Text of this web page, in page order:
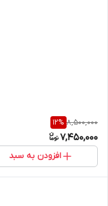
8,500,000
12%
7,450,000
افزودن به سبد